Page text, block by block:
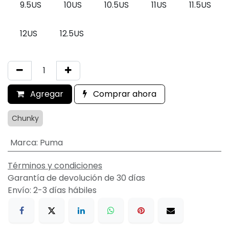
9.5US 10US 10.5US 11US 11.5US
12US 12.5US
Agregar Comprar ahora
Chunky
Marca: Puma
Términos y condiciones
Garantía de devolución de 30 días
Envío: 2-3 días hábiles